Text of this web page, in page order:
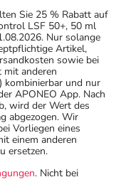
Sie 25 % Rabatt auf
LSF 50+, 50 ml
Nur solange
Artikel,
sowie bei
mit anderen
kombinierbar und nur
APONEO App. Nach
wird der Wert des
abgezogen. Wir
Vorliegen eines
einem anderen
ersetzen.
. Nicht bei